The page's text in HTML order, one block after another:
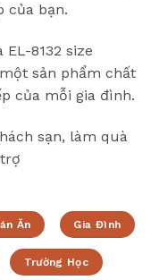
của bạn.
8132 size
sản phẩm chất
của mỗi gia đình.
sạn, làm quà
Ăn Gia Đình
Trường Học